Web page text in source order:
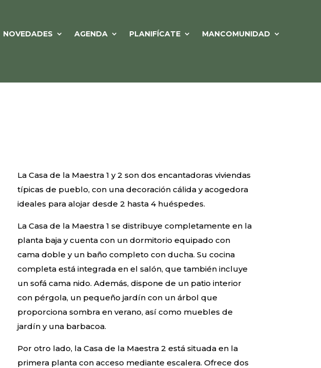
NOVEDADES AGENDA PLANIFÍCATE
MANCOMUNIDAD
La Casa de la Maestra 1 y 2 son dos encantadoras viviendas
típicas de pueblo, con una decoración cálida y acogedora
ideales para alojar desde 2 hasta 4 huéspedes.
La Casa de la Maestra 1 se distribuye completamente en la
planta baja y cuenta con un dormitorio equipado con
cama doble y un baño completo con ducha. Su cocina
completa está integrada en el salón, que también incluye
un sofá cama nido. Además, dispone de un patio interior
con pérgola, un pequeño jardín con un árbol que
proporciona sombra en verano, así como muebles de
jardín y una barbacoa.
Por otro lado, la Casa de la Maestra 2 está situada en la
primera planta con acceso mediante escalera. Ofrece dos